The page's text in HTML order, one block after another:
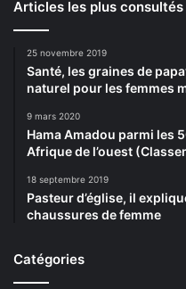
Articles les plus consultés
25 novembre 2019
Santé, les graines de
naturel pour les femmes
9 mars 2020
Hama Amadou parmi les
Afrique de l’ouest
18 septembre 2019
Pasteur d’église, il
chaussures de femme
Catégories